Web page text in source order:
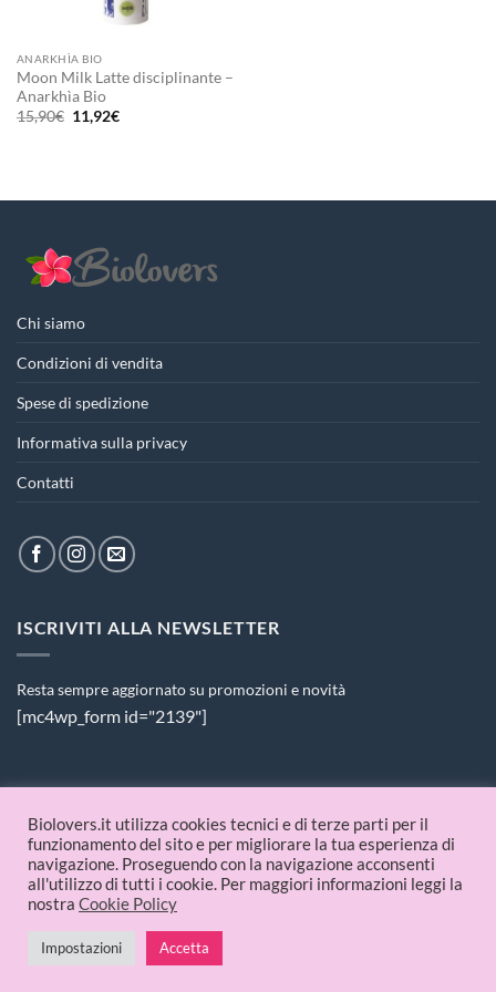
ANARKHÌA BIO
Moon Milk Latte disciplinante –
Anarkhìa Bio
15,90€ Il
prezzo
11,92€Il
Chi siamo
Condizioni di vendita
Spese di spedizione
Informativa sulla privacy
Contatti
ISCRIVITI ALLA NEWSLETTER
Resta sempre aggiornato su promozioni e novità
[mc4wp_form id="2139"]
PAGAMENTI ACCETTATI
© 2026 Biolovers.it | P.IVA 09336481214
Biolovers.it utilizza cookies tecnici e di terze parti per il
funzionamento del sito e per migliorare la tua esperienza di
navigazione. Proseguendo con la navigazione acconsenti
all'utilizzo di tutti i cookie. Per maggiori informazioni leggi la
nostra Cookie Policy
Impostazioni Accetta